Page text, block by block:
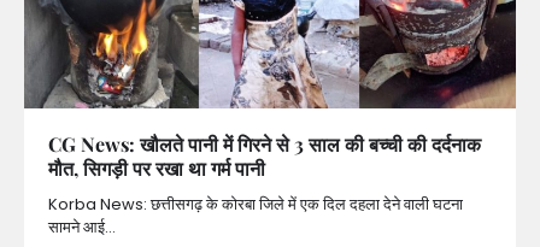
CG News: खौलते पानी में गिरने से 3 साल की बच्ची की दर्दनाक
मौत, सिगड़ी पर रखा था गर्म पानी
Korba News: छत्तीसगढ़ के कोरबा जिले में एक दिल दहला देने वाली घटना
सामने आई…